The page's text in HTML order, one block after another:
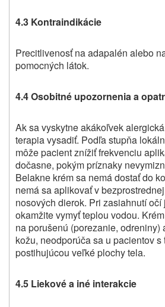
4.3 Kontraindikácie
Precitlivenosť na adapalén alebo
pomocných látok.
4.4 Osobitné upozornenia a
Ak sa vyskytne akákoľvek
terapia vysadiť. Podľa stupňa
môže pacient znížiť frekvenciu
dočasne, pokým príznaky
Belakne krém sa nemá dostať do
nemá sa aplikovať v
nosových dierok. Pri zasiahnutí
okamžite vymyť teplou vodou.
na porušenú (porezanie, odreniny)
kožu, neodporúča sa u pacientov
postihujúcou veľké plochy tela.
4.5 Liekové a iné interakcie